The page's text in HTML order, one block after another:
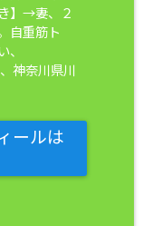
】→妻、２
自重筋ト
、
神奈川県川
ールは